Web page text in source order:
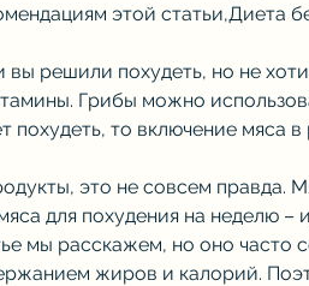
этой статьи,Диета
вы решили похудеть, но не
Грибы можно
похудеть, то включение мяса
это не совсем правда.
для похудения на неделю –
мы расскажем, но оно часто
жиров и калорий.